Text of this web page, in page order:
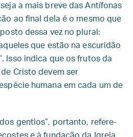
a mais breve das Antífonas
ao final dela é o mesmo que
dessa vez no plural:
que estão na escuridão
Isso indica que os frutos da
Cristo devem ser
humana em cada um de
dos gentios”, portanto, refere-